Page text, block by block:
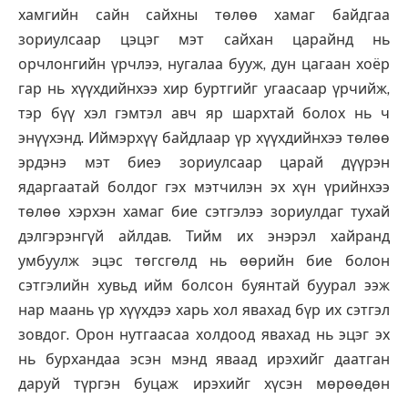
хамгийн сайн сайхны төлөө хамаг байдгаа
зориулсаар цэцэг мэт сайхан царайнд нь
орчлонгийн үрчлээ, нугалаа бууж, дун цагаан хоёр
гар нь хүүхдийнхээ хир буртгийг угаасаар үрчийж,
тэр бүү хэл гэмтэл авч яр шархтай болох нь ч
энүүхэнд. Иймэрхүү байдлаар үр хүүхдийнхээ төлөө
эрдэнэ мэт биеэ зориулсаар царай дүүрэн
ядаргаатай болдог гэх мэтчилэн эх хүн үрийнхээ
төлөө хэрхэн хамаг бие сэтгэлээ зориулдаг тухай
дэлгэрэнгүй айлдав. Тийм их энэрэл хайранд
умбуулж эцэс төгсгөлд нь өөрийн бие болон
сэтгэлийн хувьд ийм болсон буянтай буурал ээж
нар маань үр хүүхдээ харь хол явахад бүр их сэтгэл
зовдог. Орон нутгаасаа холдоод явахад нь эцэг эх
нь бурхандаа эсэн мэнд яваад ирэхийг даатган
даруй түргэн буцаж ирэхийг хүсэн мөрөөдөн